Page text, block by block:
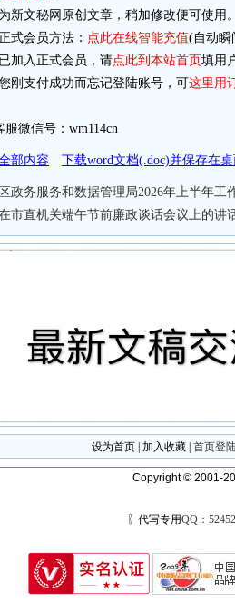
文秘网原创文章，稍加修改便可使用
会员方法： 点此在线智能充值(自动瞬
入正式会员，请点此到本站首页填用
支付成功而忘记登陆账号，可这里用
微信号：wm114cn
部内容 下载word文档(.doc)并保存在桌
区政务服务和数据管理局2026年上半年工
市直机关端午节前廉政谈话会议上的讲
设为首页 加入收藏 首页登
Copyright © 2001-
〖代写专用QQ：